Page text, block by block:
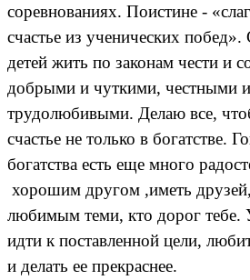
соревнованиях. Поистине -
счастье из ученических
детей жить по законам чести и
добрыми и чуткими, честными
трудолюбивыми. Делаю все,
счастье не только в богатстве.
богатства есть еще много
хорошим другом ,иметь
любимым теми, кто дорог тебе.
идти к поставленной цели,
и делать ее прекраснее.